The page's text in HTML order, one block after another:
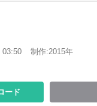
03:50 2015